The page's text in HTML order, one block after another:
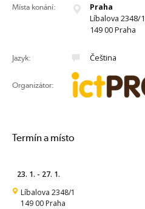
Místa konání:
Praha
Líbalova 2348/1
149 00 Praha
Jazyk: Čeština
Organizátor:
Termín a místo
23. 1. - 27. 1.
Líbalova 2348/1
149 00 Praha